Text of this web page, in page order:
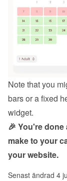
Note that you
bars or a fixed
widget.
🎉 You're
make to your
your website.
Senast ändrad 4